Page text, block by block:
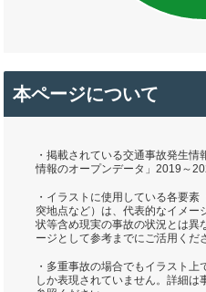
本ページについて
・掲載されている交通事故発生
情報のオープンデータ」2019～
・イラストに使用している各要
突地点など）は、代表的なイメー
状等含め現実の事故の状況とは異
ージとして参考までにご活用くだ
・多重事故の場合でもイラスト
しか表現されていません。詳細